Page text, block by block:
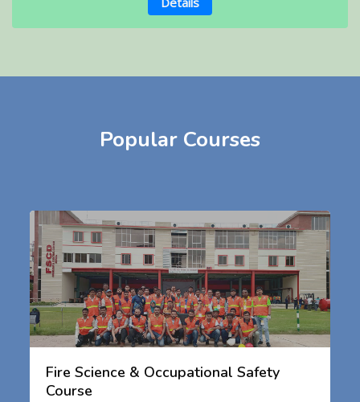
Popular Courses
Fire Science & Occupational Safety
Course